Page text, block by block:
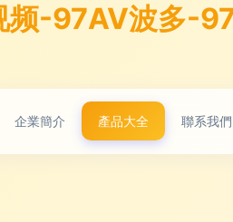
频-97AV波多-
企業簡介 產品大全 聯系我們